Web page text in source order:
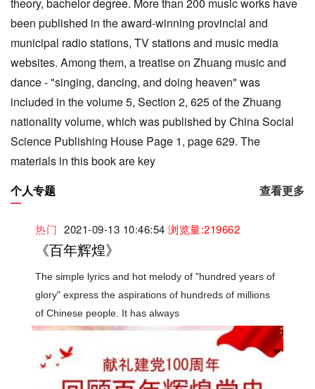
been published in the award-winning provincial and
municipal radio stations, TV stations and music media
websites. Among them, a treatise on Zhuang music and
dance - "singing, dancing, and doing heaven" was
included in the volume 5, Section 2, 625 of the Zhuang
nationality volume, which was published by China Social
Science Publishing House Page 1, page 629. The
materials in this book are key
个人专题 查看更多
热门 2021-09-13 10:46:54 浏览量:219662
《百年辉煌》
The simple lyrics and hot melody of "hundred years of
glory" express the aspirations of hundreds of millions
of Chinese people. It has always